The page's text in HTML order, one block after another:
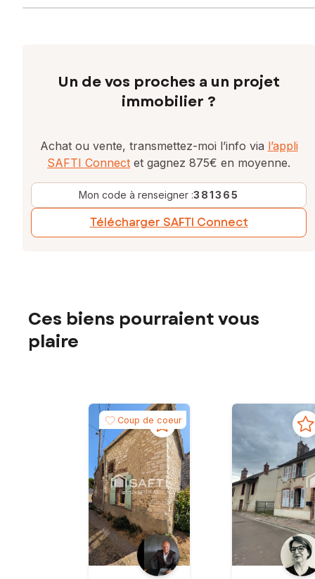
Un de vos proches a un projet
immobilier ?
Achat ou vente, transmettez-moi l’info via l’appli
SAFTI Connect et gagnez 875€ en moyenne.
Mon code à renseigner :381365
Télécharger SAFTI Connect
Ces biens pourraient vous
plaire
Coup de coeur